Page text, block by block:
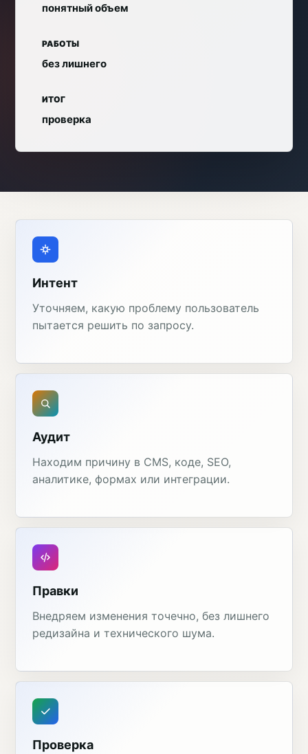
понятный объем
РАБОТЫ
без лишнего
ИТОГ
проверка
Интент
Уточняем, какую проблему пользователь
пытается решить по запросу.
Аудит
Находим причину в CMS, коде, SEO,
аналитике, формах или интеграции.
Правки
Внедряем изменения точечно, без лишнего
редизайна и технического шума.
Проверка